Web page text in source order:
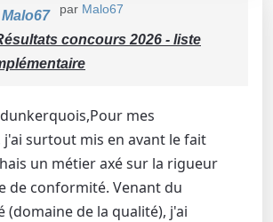
par Malo67
Malo67
concours 2026 - liste
mes
surtout mis en avant le fait
un métier axé sur la rigueur
de conformité. Venant du
(domaine de la qualité), j'ai